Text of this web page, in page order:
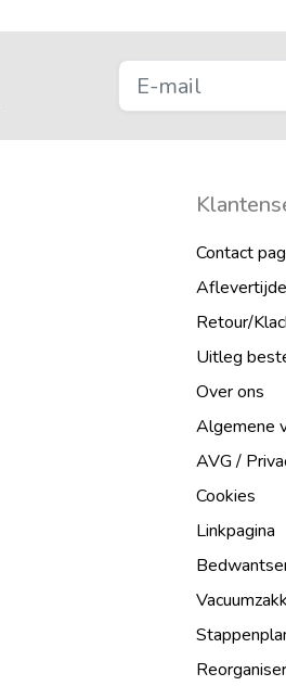
Contact
Retour/
Uitleg
Over ons
Algemene
AVG /
Cookies
Linkpagina